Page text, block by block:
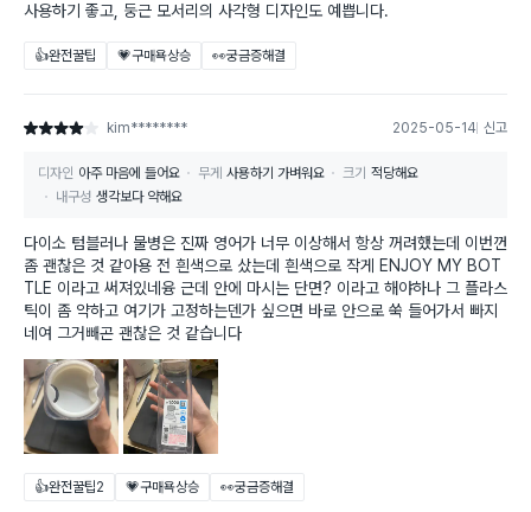
사용하기 좋고, 둥근 모서리의 사각형 디자인도 예쁩니다.
👍완전꿀팁 💗구매욕상승 👀궁금증해결
별점 4점 kim******** 2025-05-14 신고
디자인 아주 마음에 들어요 무게 사용하기 가벼워요 크기 적당해요
내구성 생각보다 약해요
다이소 텀블러나 물병은 진짜 영어가 너무 이상해서 항상 꺼려했는데 이번껀
좀 괜찮은 것 같아용 전 흰색으로 샀는데 흰색으로 작게 ENJOY MY BOT
TLE 이라고 써져있네융 근데 안에 마시는 단면? 이라고 해야하나 그 플라스
틱이 좀 약하고 여기가 고정하는덴가 싶으면 바로 안으로 쑥 들어가서 빠지
네여 그거빼곤 괜찮은 것 같습니다
👍완전꿀팁2 💗구매욕상승 👀궁금증해결